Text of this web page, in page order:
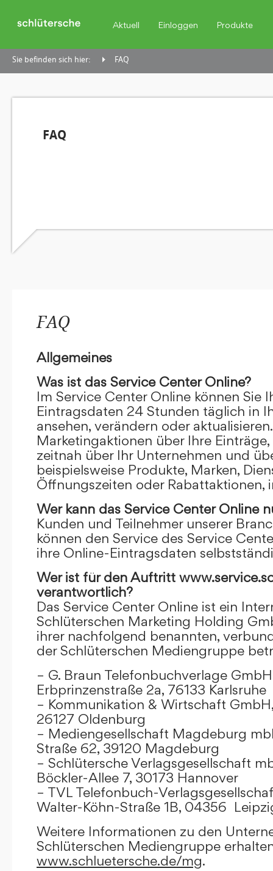
Aktuell Einloggen Produkte
Sie befinden sich hier: FAQ
FAQ
FAQ
Allgemeines
Was ist das Service Center Online?
Im Service Center Online können Sie
Eintragsdaten 24 Stunden täglich in
ansehen, verändern oder
Marketingaktionen über Ihre
zeitnah über Ihr Unternehmen und
beispielsweise Produkte, Marken,
Öffnungszeiten oder Rabattaktionen,
Wer kann das Service Center Online
Kunden und Teilnehmer unserer
können den Service des Service
ihre Online-Eintragsdaten
Wer ist für den Auftritt
verantwortlich?
Das Service Center Online ist ein
Schlüterschen Marketing Holding
ihrer nachfolgend benannten,
der Schlüterschen Mediengruppe
– G. Braun Telefonbuchverlage GmbH
Erbprinzenstraße 2a, 76133 Karlsruhe
– Kommunikation & Wirtschaft
26127 Oldenburg
– Mediengesellschaft Magdeburg
Straße 62, 39120 Magdeburg
– Schlütersche Verlagsgesellschaft
Böckler-Allee 7, 30173 Hannover
– TVL Telefonbuch-
Walter-Köhn-Straße 1B, 04356
Weitere Informationen zu den
Schlüterschen Mediengruppe
www.schluetersche.de/mg.